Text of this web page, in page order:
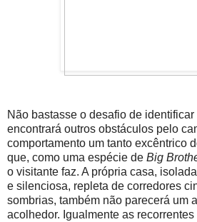
Não bastasse o desafio de
encontrará outros obstáculos pelo
comportamento um tanto excêntrico
que, como uma espécie de Big
o visitante faz. A própria casa,
e silenciosa, repleta de corredores
sombrias, também não parecerá um
acolhedor. Igualmente as